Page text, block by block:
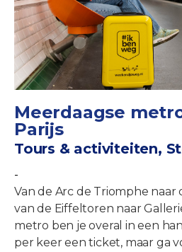
Meerdaagse
Parijs
Tours & activiteiten,
-
Van de Arc de Triomphe naar
van de Eiffeltoren naar
metro ben je overal in een
per keer een ticket, maar ga